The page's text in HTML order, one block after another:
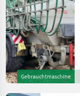
Gebrauchtmaschine